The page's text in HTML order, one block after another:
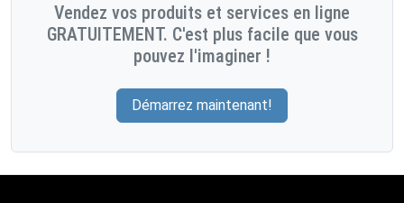
Vendez vos produits et services en ligne
GRATUITEMENT. C'est plus facile que vous
pouvez l'imaginer !
Démarrez maintenant!